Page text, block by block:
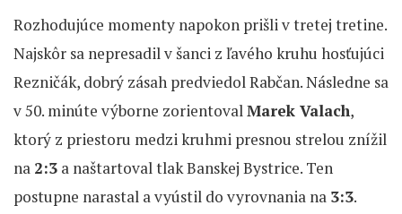
Rozhodujúce momenty napokon prišli v tretej tretine.
Najskôr sa nepresadil v šanci z ľavého kruhu hosťujúci
Rezničák, dobrý zásah predviedol Rabčan. Následne sa
v 50. minúte výborne zorientovalMarek Valach,
ktorý z priestoru medzi kruhmi presnou strelou znížil
na 2:3 a naštartoval tlak Banskej Bystrice. Ten
postupne narastal a vyústil do vyrovnania na 3:3.